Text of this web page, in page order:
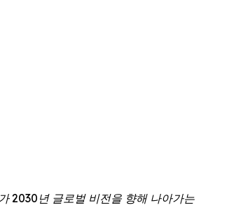
2030년 글로벌 비전을 향해 나아가는